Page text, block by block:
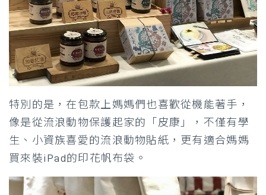
特別的是，在包款上媽媽們也喜歡從機能著手，
像是從流浪動物保護起家的「皮康」，不僅有學
生、小資族喜愛的流浪動物貼紙，更有適合媽媽
買來裝iPad的印花帆布袋。